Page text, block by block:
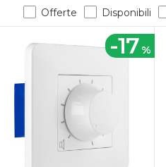
Offerte Disponibili
-17 %